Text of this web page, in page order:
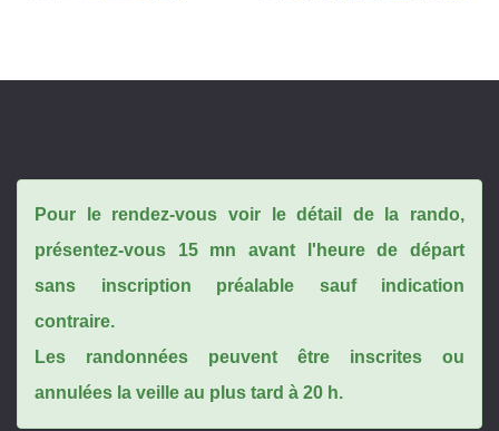
Pour le rendez-vous voir le détail de la rando,
présentez-vous 15 mn avant l'heure de départ
sans inscription préalable sauf indication
contraire.
Les randonnées peuvent être inscrites ou
annulées la veille au plus tard à 20 h.